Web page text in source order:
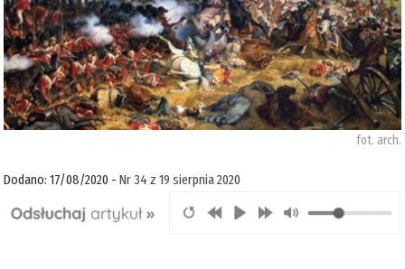
fot. arch.
Dodano: 17/08/2020 -Nr 34 z 19 sierpnia 2020